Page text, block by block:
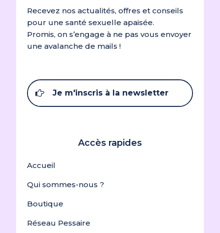
Recevez nos actualités, offres et conseils
pour une santé sexuelle apaisée.
Promis, on s’engage à ne pas vous envoyer
une avalanche de mails !
Je m'inscris à la newsletter
Accès rapides
Accueil
Qui sommes-nous ?
Boutique
Réseau Pessaire